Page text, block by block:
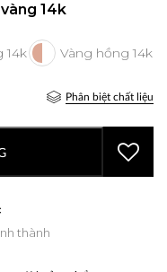
14k
Phân biệt chất liệu
thành